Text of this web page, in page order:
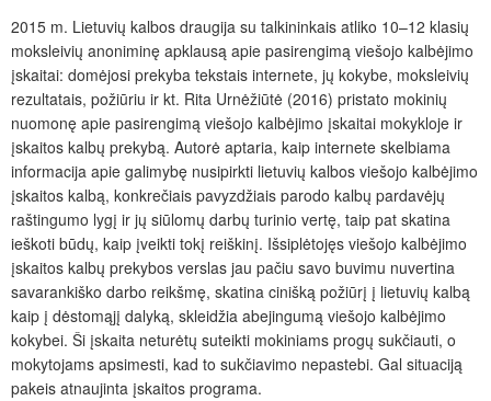
2015 m. Lietuvių kalbos draugija su talkininkais atliko 10–12 klasių
moksleivių anoniminę apklausą apie pasirengimą viešojo kalbėjimo
įskaitai: domėjosi prekyba tekstais internete, jų kokybe, moksleivių
rezultatais, požiūriu ir kt. Rita Urnėžiūtė (2016) pristato mokinių
nuomonę apie pasirengimą viešojo kalbėjimo įskaitai mokykloje ir
įskaitos kalbų prekybą. Autorė aptaria, kaip internete skelbiama
informacija apie galimybę nusipirkti lietuvių kalbos viešojo kalbėjimo
įskaitos kalbą, konkrečiais pavyzdžiais parodo kalbų pardavėjų
raštingumo lygį ir jų siūlomų darbų turinio vertę, taip pat skatina
ieškoti būdų, kaip įveikti tokį reiškinį. Išsiplėtojęs viešojo kalbėjimo
įskaitos kalbų prekybos verslas jau pačiu savo buvimu nuvertina
savarankiško darbo reikšmę, skatina cinišką požiūrį į lietuvių kalbą
kaip į dėstomąjį dalyką, skleidžia abejingumą viešojo kalbėjimo
kokybei. Ši įskaita neturėtų suteikti mokiniams progų sukčiauti, o
mokytojams apsimesti, kad to sukčiavimo nepastebi. Gal situaciją
pakeis atnaujinta įskaitos programa.